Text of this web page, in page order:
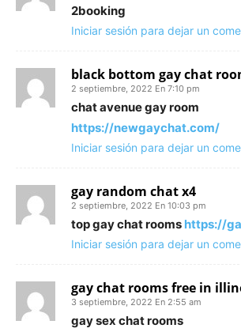
2booking
Iniciar sesión para dejar un
black bottom gay chat
2 septiembre, 2022 En 7:10 pm
chat avenue gay room
https://newgaychat.com/
Iniciar sesión para dejar un
gay random chat x4
2 septiembre, 2022 En 10:03 pm
top gay chat rooms https://
Iniciar sesión para dejar un
gay chat rooms free in
3 septiembre, 2022 En 2:55 am
gay sex chat rooms